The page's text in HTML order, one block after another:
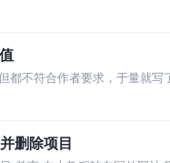
不符合作者要求，于量就
删除项目